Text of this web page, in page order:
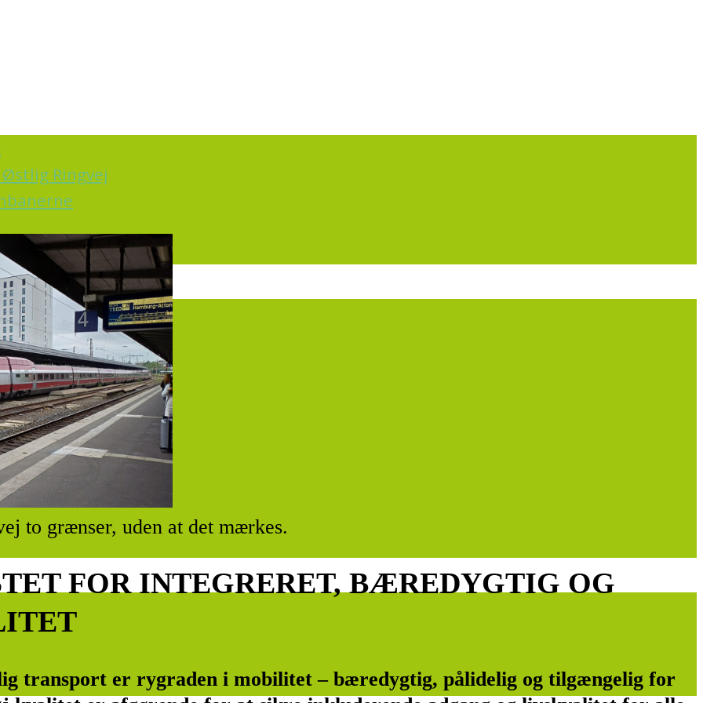
Ringvej
to grænser, uden at det mærkes.
FOR INTEGRERET, BÆREDYGTIG OG
transport er rygraden i mobilitet – bæredygtig, pålidelig og tilgængelig for